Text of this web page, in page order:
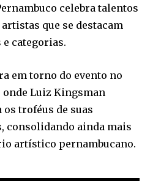
celebra talentos
que se destacam
categorias.
em torno do evento no
onde Luiz Kingsman
os troféus de suas
consolidando ainda mais
artístico pernambucano.